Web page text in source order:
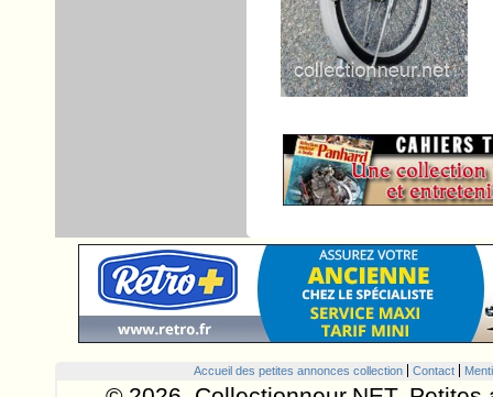
Accueil des petites annonces collection Contact